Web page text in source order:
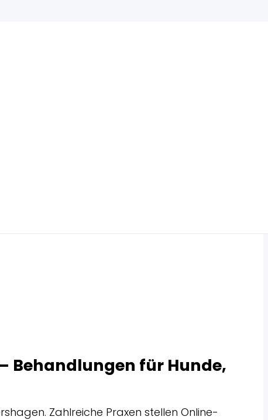
Behandlungen für Hunde,
Zahlreiche Praxen stellen Online-